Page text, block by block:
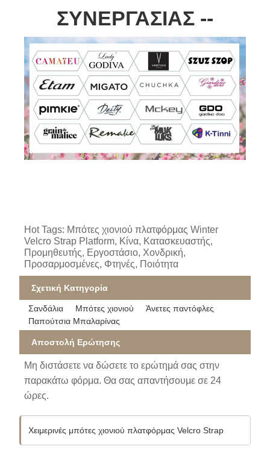
ΣΥΝΕΡΓΑΣΙΑΣ --
Hot Tags: Μπότες χιονιού πλατφόρμας Winter
Velcro Strap Platform, Κίνα, Κατασκευαστής,
Προμηθευτής, Εργοστάσιο, Χονδρική,
Προσαρμοσμένες, Φτηνές, Ποιότητα
Σχετική Κατηγορία
Σανδάλια Μπότες χιονιού
Άνετες παντόφλες
Παπούτσια Μπαλαρίνας
Αποστολή Ερώτησης
Μη διστάσετε να δώσετε το ερώτημά σας στην
παρακάτω φόρμα. Θα σας απαντήσουμε σε 24
ώρες.